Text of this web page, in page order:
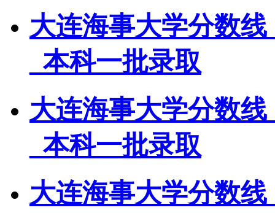
大连海事大学分数
_本科一批录取
大连海事大学分数
_本科一批录取
大连海事大学分数